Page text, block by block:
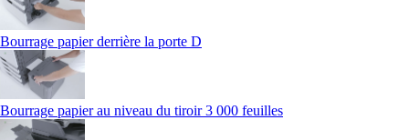
Bourrage papier derrière la porte D
Bourrage papier au niveau du tiroir 3 000 feuilles